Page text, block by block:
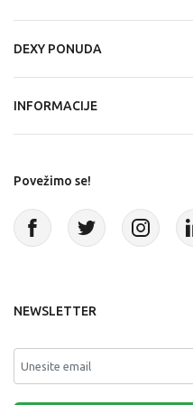
DEXY PONUDA
INFORMACIJE
Povežimo se!
NEWSLETTER